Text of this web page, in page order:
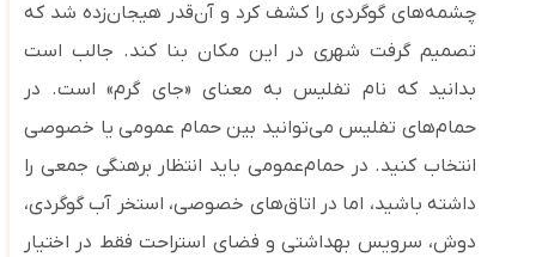
چشمه‌های گوگردی را کشف کرد و آن‌قدر هیجان‌زده شد که
تصمیم گرفت شهری در این مکان بنا کند. جالب است
بدانید که نام تفلیس به معنای «جای گرم» است. در
حمام‌های تفلیس می‌توانید بین حمام‌ عمومی یا خصوصی
انتخاب کنید. در حمام‌عمومی باید انتظار برهنگی جمعی را
داشته باشید، اما در اتاق‌های خصوصی، استخر آب گوگردی،
دوش، سرویس بهداشتی و فضای استراحت فقط در اختیار